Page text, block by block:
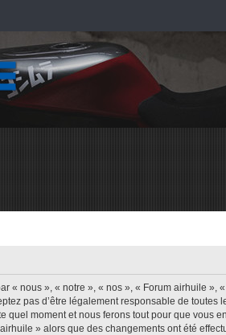
« nous », « notre », « nos », « Forum airhuile »,
pas d’être légalement responsable de toutes
quel moment et nous ferons tout pour que vous
» alors que des changements ont été